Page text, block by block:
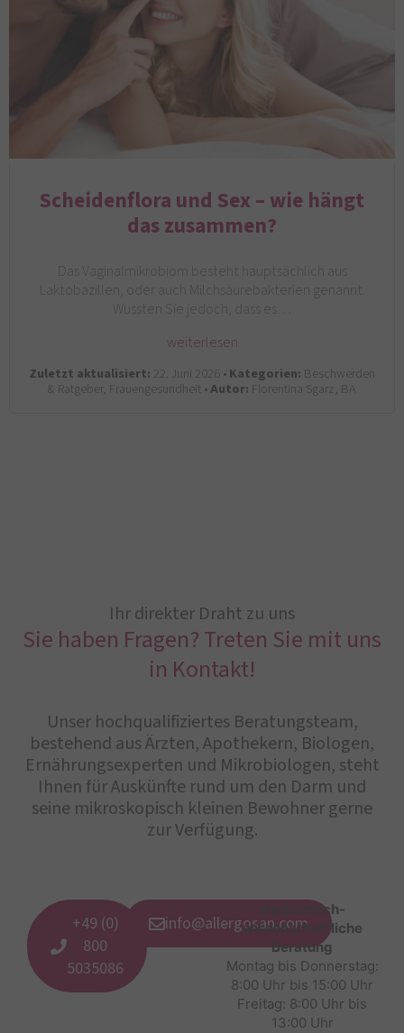
Scheidenflora und Sex – wie hängt
das zusammen?
Das Vaginalmikrobiom besteht hauptsächlich aus
Laktobazillen, oder auch Milchsäurebakterien genannt.
Wussten Sie jedoch, dass es…
weiterlesen
Zuletzt aktualisiert: 22. Juni 2026 •Kategorien: Beschwerden
& Ratgeber, Frauengesundheit •Autor: Florentina Sgarz, BA
Ihr direkter Draht zu uns
Sie haben Fragen? Treten Sie mit uns
in Kontakt!
Unser hochqualifiziertes Beratungsteam,
bestehend aus Ärzten, Apothekern, Biologen,
Ernährungsexperten und Mikrobiologen, steht
Ihnen für Auskünfte rund um den Darm und
seine mikroskopisch kleinen Bewohner gerne
zur Verfügung.
+49 (0)
800
5035086
info@allergosan.com
Medizinisch-
wissenschaftliche
Beratung
Montag bis Donnerstag:
8:00 Uhr bis 15:00 Uhr
Freitag: 8:00 Uhr bis
13:00 Uhr